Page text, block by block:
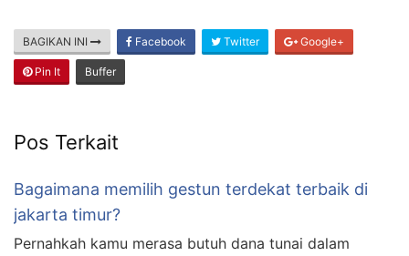
BAGIKAN INI Facebook Twitter Google+
Pin It Buffer
Pos Terkait
Bagaimana memilih gestun terdekat terbaik di
jakarta timur?
Pernahkah kamu merasa butuh dana tunai dalam